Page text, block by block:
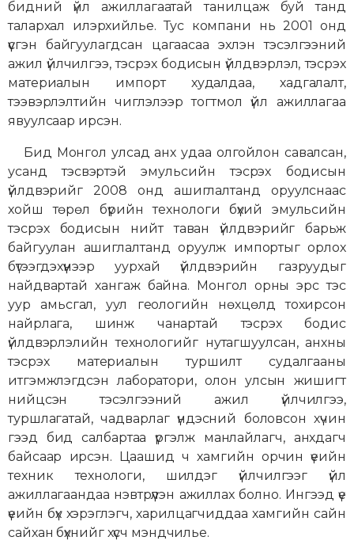
бидний үйл ажиллагаатай танилцаж буй танд
талархал илэрхийлье. Тус компани нь 2001 онд
үүсгэн байгуулагдсан цагаасаа эхлэн тэсэлгээний
ажил үйлчилгээ, тэсрэх бодисын үйлдвэрлэл, тэсрэх
материалын импорт худалдаа, хадгалалт,
тээвэрлэлтийн чиглэлээр тогтмол үйл ажиллагаа
явуулсаар ирсэн.
Бид Монгол улсад анх удаа олгойлон савалсан,
усанд тэсвэртэй эмульсийн тэсрэх бодисын
үйлдвэрийг 2008 онд ашиглалтанд оруулснаас
хойш төрөл бүрийн технологи бүхий эмульсийн
тэсрэх бодисын нийт таван үйлдвэрийг барьж
байгуулан ашиглалтанд оруулж импортыг орлох
бүтээгдэхүүнээр уурхай үйлдвэрийн газруудыг
найдвартай хангаж байна. Монгол орны эрс тэс
уур амьсгал, уул геологийн нөхцөлд тохирсон
найрлага, шинж чанартай тэсрэх бодис
үйлдвэрлэлийн технологийг нутагшуулсан, анхны
тэсрэх материалын туршилт судалгааны
итгэмжлэгдсэн лаборатори, олон улсын жишигт
нийцсэн тэсэлгээний ажил үйлчилгээ,
туршлагатай, чадварлаг үндэсний боловсон хүчин
гээд бид салбартаа үргэлж манлайлагч, анхдагч
байсаар ирсэн. Цаашид ч хамгийн орчин үеийн
техник технологи, шилдэг үйлчилгээг үйл
ажиллагаандаа нэвтрүүлэн ажиллах болно. Ингээд үе
үеийн бүх хэрэглэгч, харилцагчиддаа хамгийн сайн
сайхан бүхнийг хүсч мэндчилье.